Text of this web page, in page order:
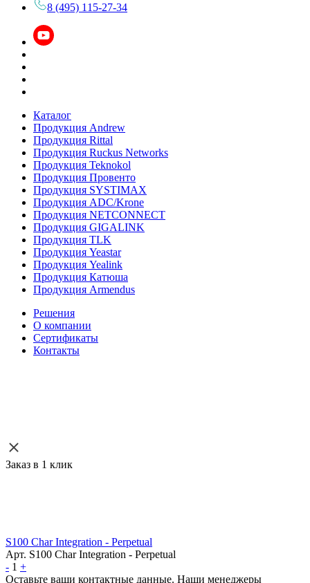
8 (495) 115-27-34
Каталог
Продукция Andrew
Продукция Rittal
Продукция Ruckus Networks
Продукция Teknokol
Продукция Провенто
Продукция SYSTIMAX
Продукция ADC/Krone
Продукция NETCONNECT
Продукция GIGALINK
Продукция TLK
Продукция Yeastar
Продукция Yealink
Продукция Катюша
Продукция Armendus
Решения
О компании
Сертификаты
Контакты
Заказ в 1 клик
S100 Char Integration - Perpetual
Арт. S100 Char Integration - Perpetual
- 1 +
Оставьте ваши контактные данные. Наши менеджеры